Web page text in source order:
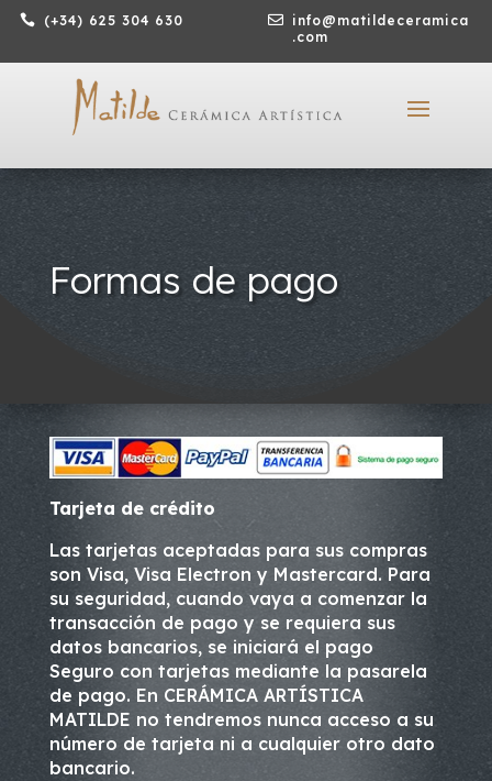
 (+34) 625 304 630 
info@matildeceramica
.com
Formas de pago
Tarjeta de crédito
Las tarjetas aceptadas para sus compras
son Visa, Visa Electron y Mastercard. Para
su seguridad, cuando vaya a comenzar la
transacción de pago y se requiera sus
datos bancarios, se iniciará el pago
Seguro con tarjetas mediante la pasarela
de pago. En CERÁMICA ARTÍSTICA
MATILDE no tendremos nunca acceso a su
número de tarjeta ni a cualquier otro dato
bancario.